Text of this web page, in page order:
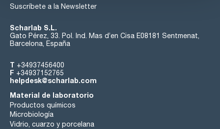
Suscríbete a la Newsletter
Scharlab S.L.
Gato Pérez, 33. Pol. Ind. Mas d’en Cisa E08181 Sentmenat,
Barcelona, España
T +34937456400
F +34937152765
helpdesk@scharlab.com
Material de laboratorio
Productos químicos
Microbiología
Vidrio, cuarzo y porcelana